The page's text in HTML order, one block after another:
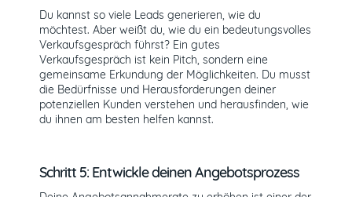
Du kannst so viele Leads generieren, wie du
möchtest. Aber weißt du, wie du ein bedeutungsvolles
Verkaufsgespräch führst? Ein gutes
Verkaufsgespräch ist kein Pitch, sondern eine
gemeinsame Erkundung der Möglichkeiten. Du musst
die Bedürfnisse und Herausforderungen deiner
potenziellen Kunden verstehen und herausfinden, wie
du ihnen am besten helfen kannst.
Schritt 5: Entwickle deinen Angebotsprozess